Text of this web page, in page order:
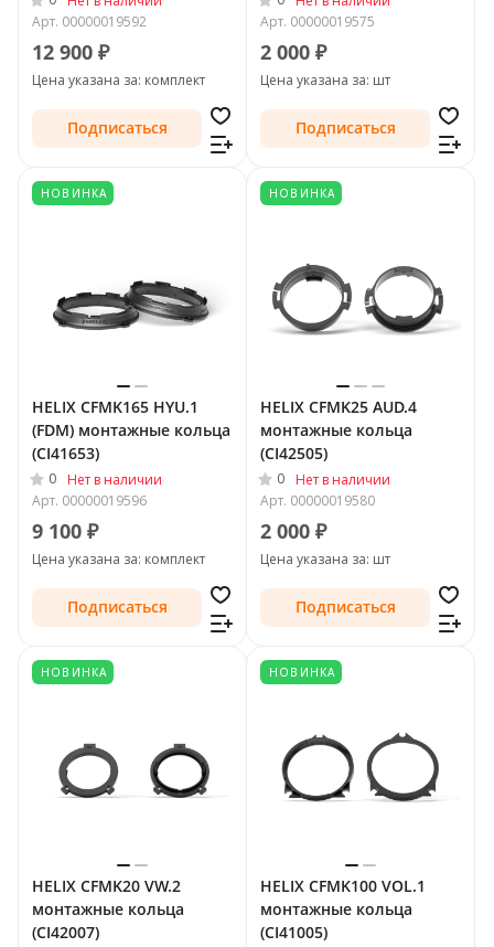
Арт. 00000019592
12 900 ₽
Цена указана за: комплект
Подписаться
Арт. 00000019575
2 000 ₽
Цена указана за: шт
Подписаться
НОВИНКА
HELIX CFMK165 HYU.1
(FDM) монтажные кольца
(CI41653)
0
Нет в наличии
Арт. 00000019596
9 100 ₽
Цена указана за: комплект
Подписаться
НОВИНКА
HELIX CFMK25 AUD.4
монтажные кольца
(CI42505)
0
Нет в наличии
Арт. 00000019580
2 000 ₽
Цена указана за: шт
Подписаться
НОВИНКА
HELIX CFMK20 VW.2
монтажные кольца
(CI42007)
НОВИНКА
HELIX CFMK100 VOL.1
монтажные кольца
(CI41005)